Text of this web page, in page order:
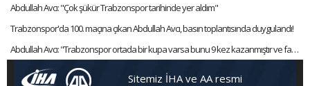
Abdullah Avcı: "Çok şükür Trabzonspor tarihinde yer aldım"
Trabzonspor'da 100. maçına çıkan Abdullah Avcı, basın toplantısında duygulandı!
Abdullah Avcı: "Trabzonspor ortada bir kupa varsa bunu 9 kez kazanmıştır ve favorisidir"
Sitemiz İHA ve AA resmi